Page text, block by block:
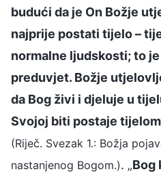
budući da je On Božje
najprije postati tijelo –
normalne ljudskosti; to
preduvjet. Božje
da Bog živi i djeluje u
Svojoj biti postaje
(Riječ. Svezak 1.: Božja
nastanjenog Bogom.). „Bog